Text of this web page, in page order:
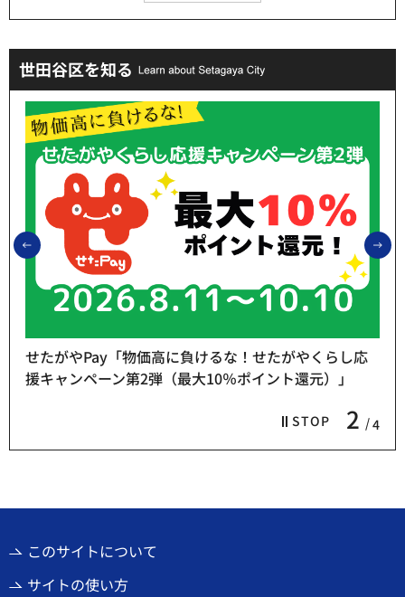
世田谷区を知る
前のスライドを表示
STOP 2 4
せたがやPay「物価高に負けるな！せたがやくらし応
援キャンペーン第2弾（最大10％ポイント還元）」
このサイトについて
サイトの使い方